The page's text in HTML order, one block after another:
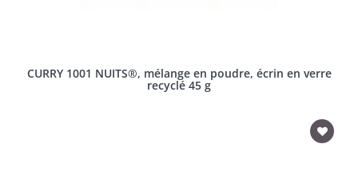
CURRY 1001 NUITS®, mélange en poudre, écrin en verre
recyclé 45 g